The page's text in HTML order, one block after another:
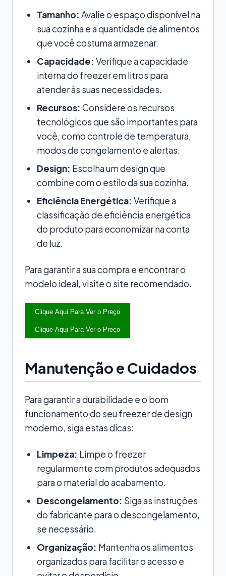
Tamanho: Avalie o espaço disponível na
sua cozinha e a quantidade de alimentos
que você costuma armazenar.
Capacidade: Verifique a capacidade
interna do freezer em litros para
atender às suas necessidades.
Recursos: Considere os recursos
tecnológicos que são importantes para
você, como controle de temperatura,
modos de congelamento e alertas.
Design: Escolha um design que
combine com o estilo da sua cozinha.
Eficiência Energética: Verifique a
classificação de eficiência energética
do produto para economizar na conta
de luz.
Para garantir a sua compra e encontrar o
modelo ideal, visite o site recomendado.
Clique Aqui Para Ver o Preço
Clique Aqui Para Ver o Preço
Manutenção e Cuidados
Para garantir a durabilidade e o bom
funcionamento do seu freezer de design
moderno, siga estas dicas:
Limpeza: Limpe o freezer
regularmente com produtos adequados
para o material do acabamento.
Descongelamento: Siga as instruções
do fabricante para o descongelamento,
se necessário.
Organização: Mantenha os alimentos
organizados para facilitar o acesso e